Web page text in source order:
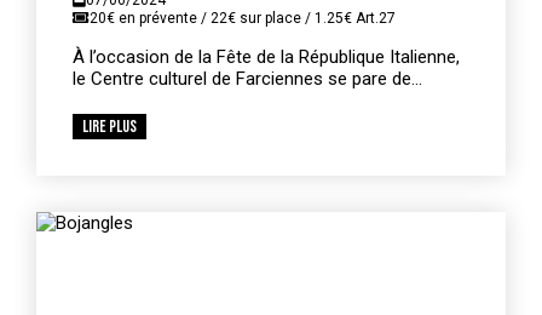
20€ en prévente / 22€ sur place / 1.25€ Art.27
À l’occasion de la Fête de la République Italienne,
le Centre culturel de Farciennes se pare de...
Lire plus